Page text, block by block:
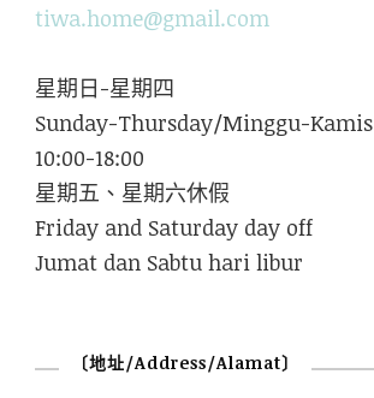
tiwa.home@gmail.com
星期日-星期四
Sunday-Thursday/Minggu-Kamis
10:00-18:00
星期五、星期六休假
Friday and Saturday day off
Jumat dan Sabtu hari libur
〔地址/Address/Alamat〕